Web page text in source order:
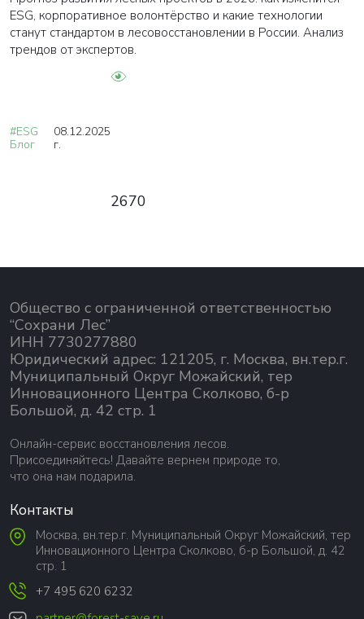
ESG, корпоративное волонтёрство и какие технологии
станут стандартом в лесовосстановлении в России. Анализ
трендов от экспертов.
#ESG
Блог
08.12.2025
г.
2670
Общество с ограниченной ответственностью
“Сохрани Лес”
ИНН 7730277880
Юридический адрес: 121205, г. Москва, вн.тер.г.
Муниципальный Округ Можайский, тер
Инновационного Центра Сколково, б-р
Большой, д. 42 стр. 1
Онлайн-сервис восстановления лесов.
Присоединяйтесь! Давайте вернем природе то,
что она нам подарила.
Контакты
Москва, вн.тер.г. Муниципальный Округ Можайский, тер
Инновационного Центра Сколково, б-р Большой, д. 42
стр. 1
+7 495 620 6232